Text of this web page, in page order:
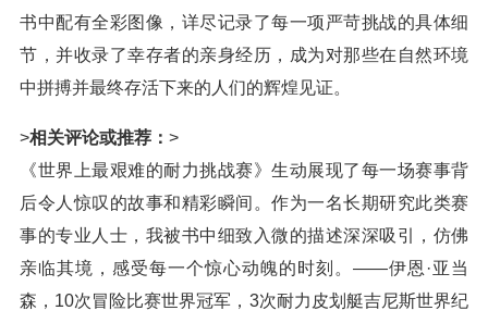
书中配有全彩图像，详尽记录了每一项严苛挑战的具体细
节，并收录了幸存者的亲身经历，成为对那些在自然环境
中拼搏并最终存活下来的人们的辉煌见证。
>相关评论或推荐： >
《世界上最艰难的耐力挑战赛》生动展现了每一场赛事背
后令人惊叹的故事和精彩瞬间。作为一名长期研究此类赛
事的专业人士，我被书中细致入微的描述深深吸引，仿佛
亲临其境，感受每一个惊心动魄的时刻。——伊恩·亚当
森，10次冒险比赛世界冠军，3次耐力皮划艇吉尼斯世界纪